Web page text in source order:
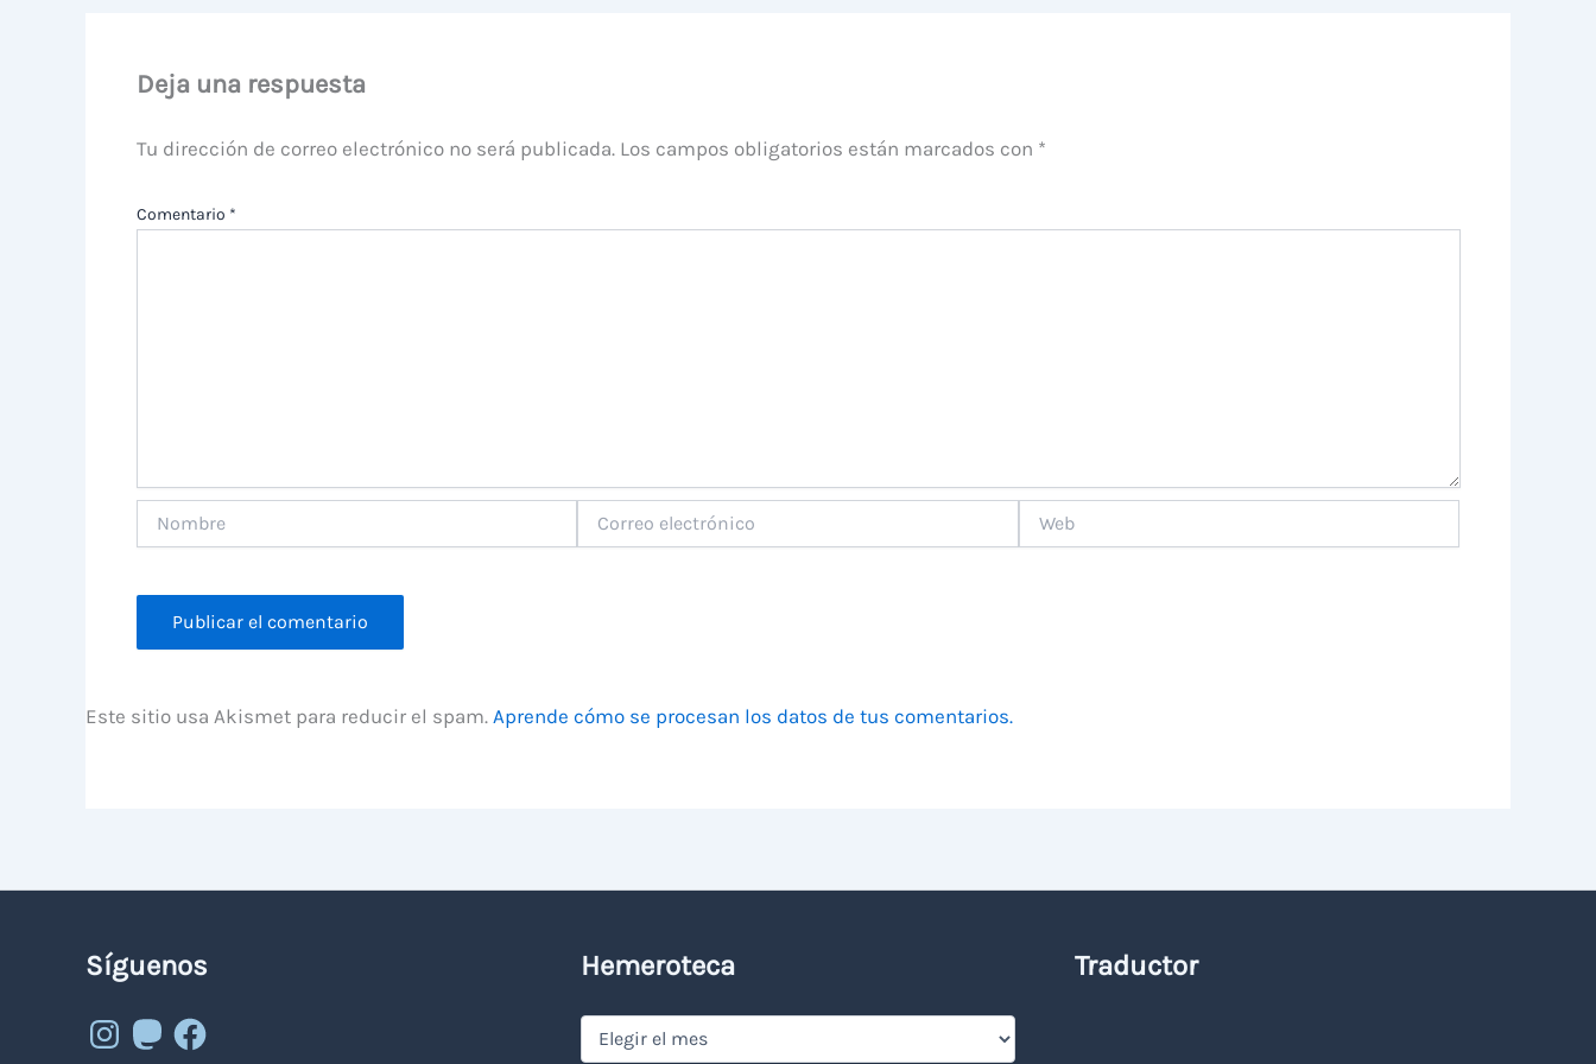
Deja una respuesta
Tu dirección de correo electrónico no será publicada. Los campos obligatorios están marcados con *
Comentario *
electrónico
Este sitio usa Akismet para reducir el spam. Aprende cómo se procesan los datos de tus comentarios.
Síguenos
Instagram
MastodonFacebook
Hemeroteca
Hemeroteca
Traductor